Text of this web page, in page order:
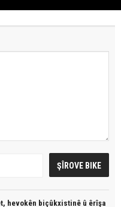
hevokên biçûkxistinê û êrîşa